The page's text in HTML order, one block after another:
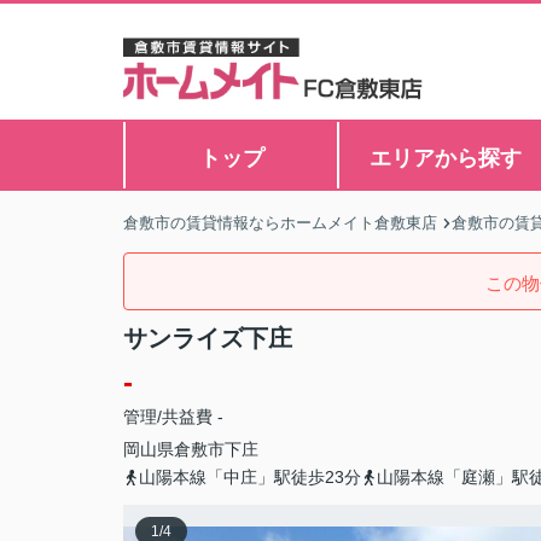
トップ エリアから探す
倉敷市の賃貸情報ならホームメイト倉敷東店 倉敷市の賃
この
サンライズ下庄
-
管理/共益費 -
岡山県倉敷市下庄
山陽本線「中庄」駅徒歩23分
山陽本線「庭瀬」駅
1/4